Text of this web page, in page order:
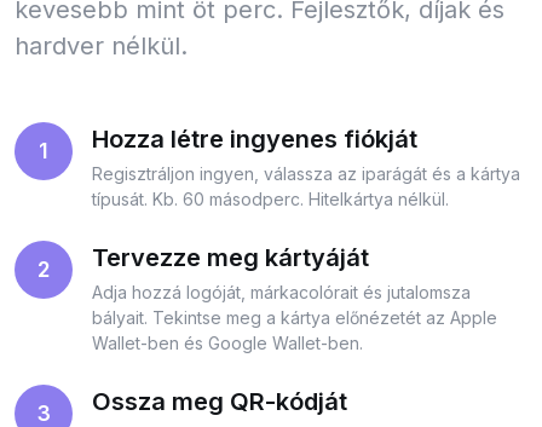
kevesebb mint öt perc. Fejlesztők, díjak és
hardver nélkül.
1 Hozza létre ingyenes fiókját
Regisztráljon ingyen, válassza az iparágát és a kártya
típusát. Kb. 60 másodperc. Hitelkártya nélkül.
2 Tervezze meg kártyáját
Adja hozzá logóját, márkacolórait és jutalomsza
bályait. Tekintse meg a kártya előnézetét az Apple
Wallet-ben és Google Wallet-ben.
3 Ossza meg QR-kódját